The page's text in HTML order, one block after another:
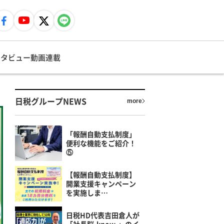
ビュー動画連載
日税グループNEWS more
「報酬自動支払制度」
便利な機能をご紹介！
⑤
【報酬自動支払制度】
開業支援キャンペーン
を実施しま…
日税HD代表吉田倉人が